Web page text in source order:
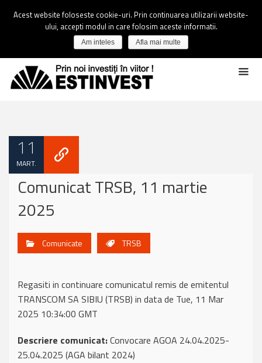
11
MART.
Comunicat TRSB, 11 martie
2025
Comunicate TRSB
Regasiti in continuare comunicatul remis de emitentul
TRANSCOM SA SIBIU (TRSB) in data de Tue, 11 Mar
2025 10:34:00 GMT
Descriere comunicat:Convocare AGOA 24.04.2025-
25.04.2025 (AGA bilant 2024)
Acest website foloseste cookie-uri. Prin continuarea utilizarii website-
ului, accepti modul in care folosim aceste informatii.
Am inteles Afla mai multe